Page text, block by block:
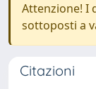
Attenzione! I
sottoposti a
Citazioni